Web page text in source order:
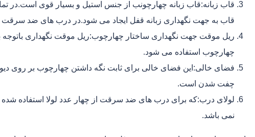
قاب زبانه:قاب زبانه چهارچونب از جنس استیل و بسیار قوی است.در
قاب به جهت نگهداری زبانه قفل ایجاد می شود.در درب های ضد سرقت
ریل موقت جهت نگهداری ساختار چهارچوب:ریل موقت نگهداری
چهارچوب استفاده می شود.
فضای خالی:این فضای خالی برای ثابت نگه داشتن چهارچوب بر روی
چفت شدن است.
نمی باشد.